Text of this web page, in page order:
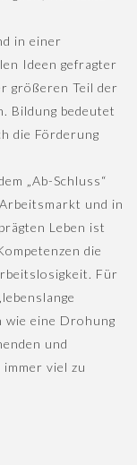
in einer
Ideen gefragter
größeren Teil der
Bildung bedeutet
die Förderung
„Ab-Schluss“
und in
Leben ist
die
Für
wie eine Drohung
und
viel zu